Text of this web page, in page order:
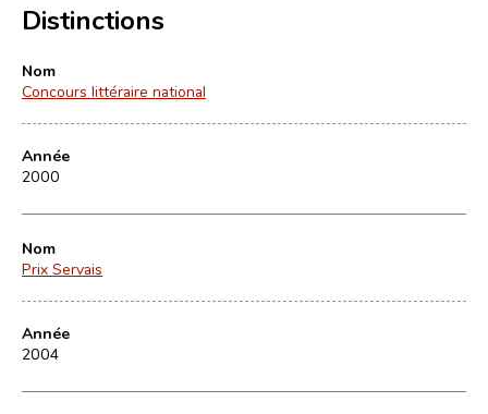
Distinctions
Nom
Concours littéraire national
Année
2000
Nom
Prix Servais
Année
2004